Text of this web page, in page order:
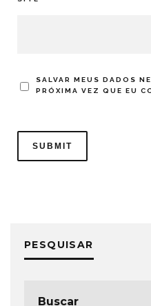
SALVAR MEUS DADOS
PRÓXIMA VEZ QUE EU
PESQUISAR